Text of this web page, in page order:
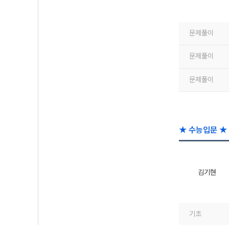
문제풀이
문제풀이
문제풀이
★ 수능입문 ★
김기현
기초